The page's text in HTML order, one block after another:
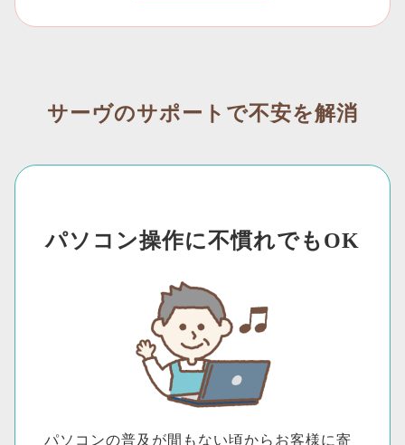
サーヴのサポートで不安を解消
パソコン操作に不慣れでもOK
パソコンの普及が間もない頃からお客様に寄